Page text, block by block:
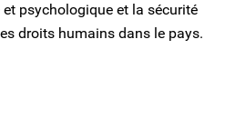
psychologique et la sécurité
droits humains dans le pays.